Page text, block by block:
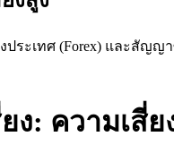
ประเทศ (Forex) และสัญ
ง: ความเสี่